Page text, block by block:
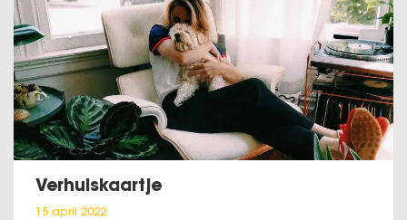
Verhuiskaartje
15 april 2022